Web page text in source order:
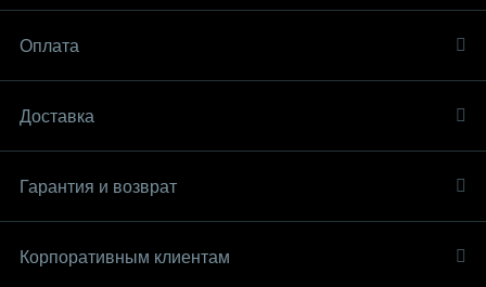
Оплата
Доставка
Гарантия и возврат
Корпоративным клиентам